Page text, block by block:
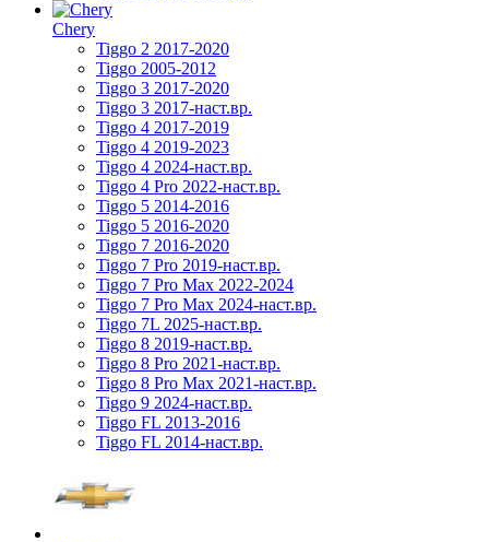
Chery
Tiggo 2 2017-2020
Tiggo 2005-2012
Tiggo 3 2017-2020
Tiggo 3 2017-наст.вр.
Tiggo 4 2017-2019
Tiggo 4 2019-2023
Tiggo 4 2024-наст.вр.
Tiggo 4 Pro 2022-наст.вр.
Tiggo 5 2014-2016
Tiggo 5 2016-2020
Tiggo 7 2016-2020
Tiggo 7 Pro 2019-наст.вр.
Tiggo 7 Pro Max 2022-2024
Tiggo 7 Pro Max 2024-наст.вр.
Tiggo 7L 2025-наст.вр.
Tiggo 8 2019-наст.вр.
Tiggo 8 Pro 2021-наст.вр.
Tiggo 8 Pro Max 2021-наст.вр.
Tiggo 9 2024-наст.вр.
Tiggo FL 2013-2016
Tiggo FL 2014-наст.вр.